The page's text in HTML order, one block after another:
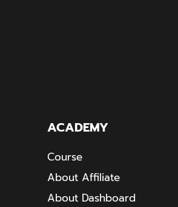
ACADEMY
Course
About Affiliate
About Dashboard